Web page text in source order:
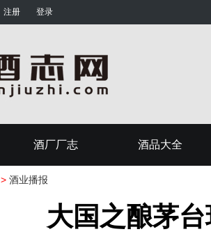
注册 登录
酒厂厂志 酒品大全
> 酒业播报
大国之酿茅